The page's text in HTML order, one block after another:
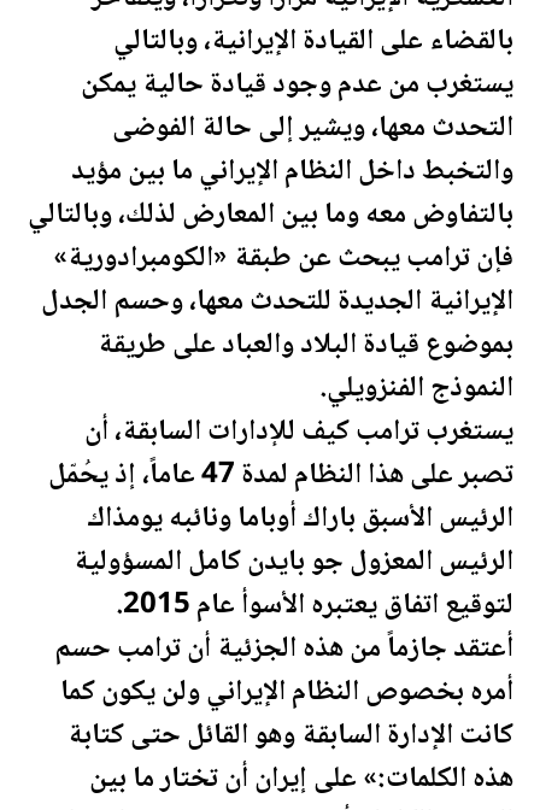
بالقضاء على القيادة الإيرانية، وبالتالي
يستغرب من عدم وجود قيادة حالية يمكن
التحدث معها، ويشير إلى حالة الفوضى
والتخبط داخل النظام الإيراني ما بين مؤيد
بالتفاوض معه وما بين المعارض لذلك، وبالتالي
فإنترامبيبحث عن طبقة «الكومبرادورية»
الإيرانيةالجديدةللتحدث معها، وحسم الجدل
بموضوع قيادة البلاد والعباد على طريقة
النموذج الفنزويلي.
يستغربترامبكيف للإدارات السابقة، أن
تصبر على هذا النظام لمدة 47 عاماً، إذ يحُمّل
الرئيس الأسبق باراك أوباما ونائبه يومذاك
الرئيس المعزول جو بايدن كامل المسؤولية
لتوقيع اتفاق يعتبره الأسوأ عام 2015.
أعتقد جازماً من هذه الجزئية أنترامبحسم
أمره بخصوص النظام الإيراني ولن يكون كما
كانت الإدارة السابقة وهو القائل حتى كتابة
هذه الكلمات:» على إيران أن تختار ما بين